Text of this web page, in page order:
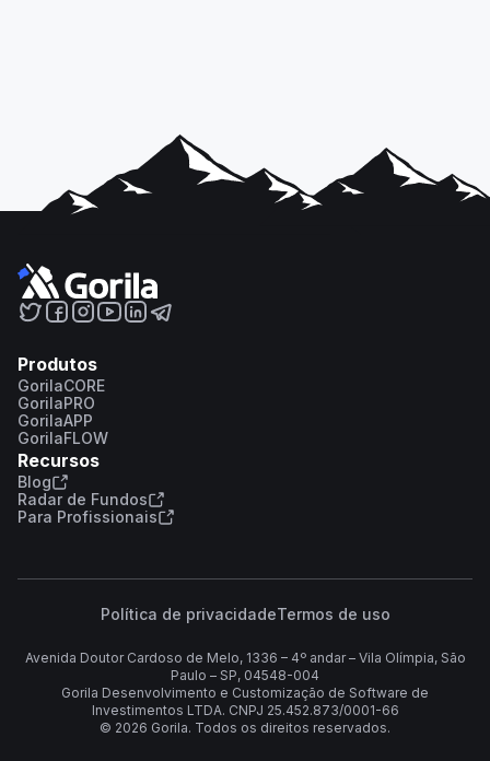
Produtos
GorilaCORE
GorilaPRO
GorilaAPP
GorilaFLOW
Recursos
Blog
Radar de Fundos
Para Profissionais
Política de privacidadeTermos de uso
Avenida Doutor Cardoso de Melo, 1336 – 4º andar – Vila Olímpia, São
Paulo – SP, 04548-004
Gorila Desenvolvimento e Customização de Software de
Investimentos LTDA. CNPJ 25.452.873/0001-66
© 2026 Gorila. Todos os direitos reservados.